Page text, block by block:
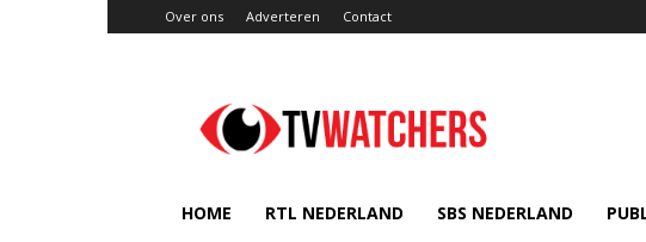
Over ons Adverteren Contact
HOME RTL NEDERLAND SBS NEDERLAND